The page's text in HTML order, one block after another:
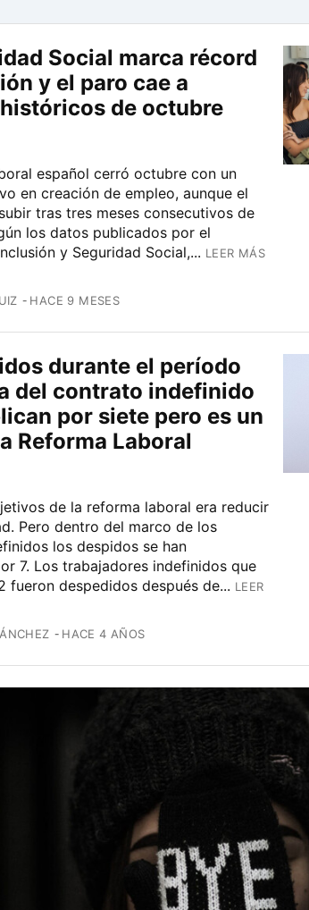
Social marca récord
y el paro cae a
de octubre
español cerró octubre con un
en creación de empleo, aunque el
tras tres meses consecutivos de
los datos publicados por el
y Seguridad Social,... LEER MÁS
HACE 9 MESES
durante el período
del contrato indefinido
por siete pero es un
Reforma Laboral
de la reforma laboral era reducir
Pero dentro del marco de los
los despidos se han
7. Los trabajadores indefinidos que
fueron despedidos después de... LEER
HACE 4 AÑOS